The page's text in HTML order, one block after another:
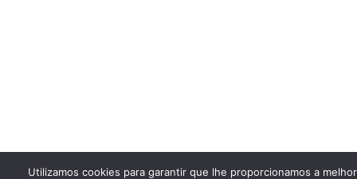
Utilizamos cookies para garantir que lhe proporcionamos a